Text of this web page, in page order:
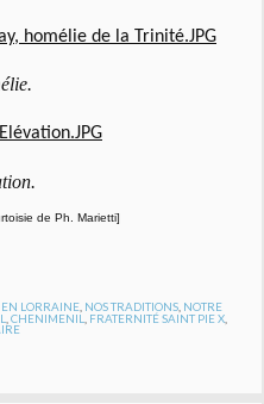
de Ph. Marietti]
EN LORRAINE, NOS TRADITIONS, NOTRE
,CHENIMENIL FRATERNITÉ SAINT PIE X